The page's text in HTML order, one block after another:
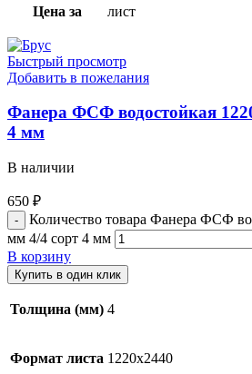
Цена за лист
Быстрый просмотр
Добавить в пожелания
Фанера ФСФ водостойкая
4 мм
В наличии
650 ₽
Количество товара Фанера ФСФ
мм 4/4 сорт 4 мм
В корзину
Купить в один клик
Толщина (мм) 4
Формат листа 1220х2440